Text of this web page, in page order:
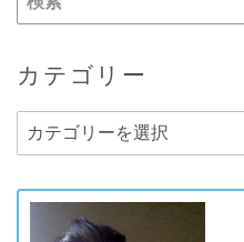
カテゴリー
カ
テ